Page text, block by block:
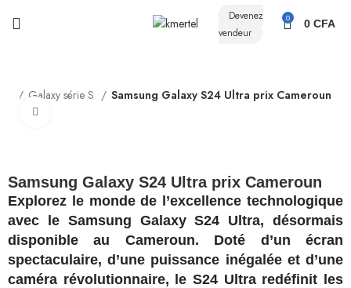
Devenez
vendeur
0 0 CFA
Galaxy série S Samsung Galaxy S24 Ultra prix Cameroun
Samsung Galaxy S24 Ultra prix Cameroun
Explorez le monde de l’excellence technologique
avec le Samsung Galaxy S24 Ultra, désormais
disponible au Cameroun. Doté d’un écran
spectaculaire, d’une puissance inégalée et d’une
caméra révolutionnaire, le S24 Ultra redéfinit les